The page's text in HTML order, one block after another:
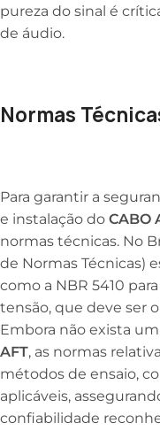
pureza do sinal é
de áudio.
Normas
Para garantir a
e instalação do CABO
normas técnicas. No
de Normas Técnicas)
como a NBR 5410
tensão, que deve ser
Embora não exista
AFT, as normas
métodos de ensaio,
aplicáveis,
confiabilidade